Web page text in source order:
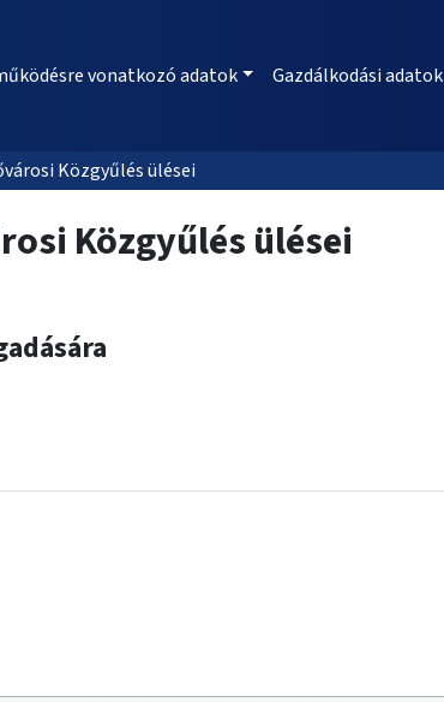
vonatkozó adatok Gazdálkodási adatok
Közgyűlés ülései
Közgyűlés ülései